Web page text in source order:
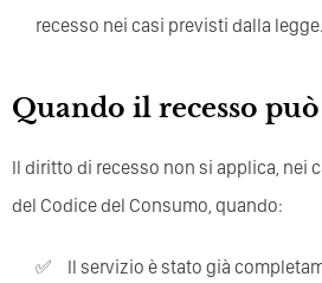
recesso nei casi previsti dalla legge.
Quando il recesso può
Il diritto di recesso non si applica, nei
del Codice del Consumo, quando:
Il servizio è stato già completamente eseguito con il